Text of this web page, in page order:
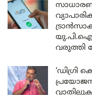
യു.പി.ഐ
വരുത്തി
‘ഡിഗ്രി